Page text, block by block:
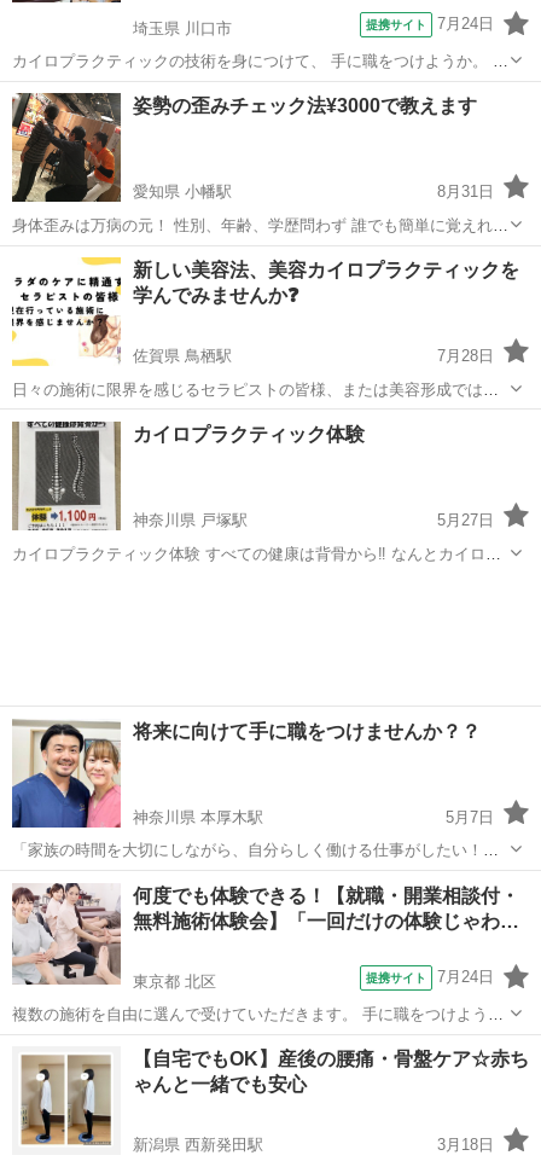
埼玉県 川口市 提携サイト 7月24日
カイロプラクティックの技術を身につけて、 手に職をつけようか。 就
職先をしようか。 期待と同時に湧いてくる不安を解消するために、 一
日丸々使って、体験します。 ■体験の一日の流れ
埼玉 川口市 カイロ
姿勢の歪みチェック法¥3000で教えます
愛知県 小幡駅
8月31日
身体歪みは万病の元！ 性別、年齢、学歴問わず 誰でも簡単に覚えれま
す マンツーマン グループ イベント サークル 学校行事 自治会 どんな
形でも どんな場面でも 相談に応じてアレンジして伝授する事も出来ま
す 他にも...
名古屋市 小幡駅 カイロ
新しい美容法、美容カイロプラクティックを
学んでみませんか❓
佐賀県 鳥栖駅
7月28日
日々の施術に限界を感じるセラピストの皆様、または美容形成ではな
くオールハンドの新しい美容法を探しておられる方必見です‼️ アメリ
カ発祥である医学のカイロプラクティックとエステティックを融合し
た新感覚の美容法である美容カイロ...
佐賀 鳥栖市 鳥栖駅 カイロ カイロプラクティック
カイロプラクティック体験
神奈川県 戸塚駅
5月27日
カイロプラクティック体験 すべての健康は背骨から‼️ なんとカイロプ
将来に向けて手に職をつけませんか？？
神奈川県 本厚木駅
5月7日
「家族の時間を大切にしながら、自分らしく働ける仕事がしたい！」
そんなあなたにぴったりの【カイロプラクター】という選択肢✨ 将来
に向けて何か動き出したい！という方に向けて カイロプラクティック
の「ライセンス取得無料...
神奈川 厚木市 本厚木駅 カイロ カイロプラクティック
何度でも体験できる！【就職・開業相談付・
無料施術体験会】「一回だけの体験じゃわ…
東京都 北区 提携サイト 7月24日
複数の施術を自由に選んで受けていただきます。 手に職をつけよう
か。 趣味からやってみようか。 期待と同時に湧いてくる不安を解消す
るために、 整体や周辺の手技を、一日を丸々使って、 体験します。
入学前から就職先をご紹介...
カイロ
【自宅でもOK】産後の腰痛・骨盤ケア☆赤ち
ゃんと一緒でも安心
新潟県 西新発田駅
3月18日